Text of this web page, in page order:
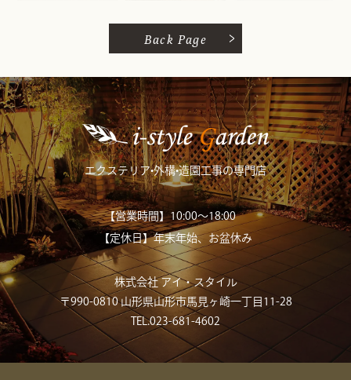
Back Page
エクステリア•外構•造園工事の専門店
【営業時間】10:00～18:00
【定休日】年末年始、お盆休み
株式会社 アイ・スタイル
〒990-0810 山形県山形市馬見ヶ崎一丁目11-28
TEL.023-681-4602